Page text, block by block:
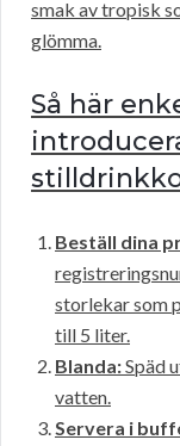
smak av tropisk
glömma.
Så här
Beställ dina
storlekar som
till 5 liter.
Blanda:Späd
vatten.
Servera i